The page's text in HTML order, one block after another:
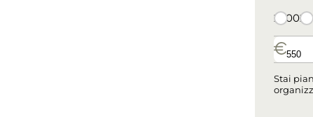
21:00
Stai